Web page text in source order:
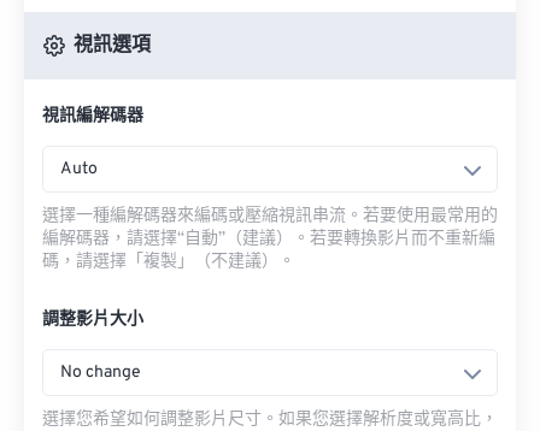
視訊選項
視訊編解碼器
Auto
選擇一種編解碼器來編碼或壓縮視訊串流。若要使用最常用的
編解碼器，請選擇“自動”（建議）。若要轉換影片而不重新編
碼，請選擇「複製」（不建議）。
調整影片大小
No change
選擇您希望如何調整影片尺寸。如果您選擇解析度或寬高比，